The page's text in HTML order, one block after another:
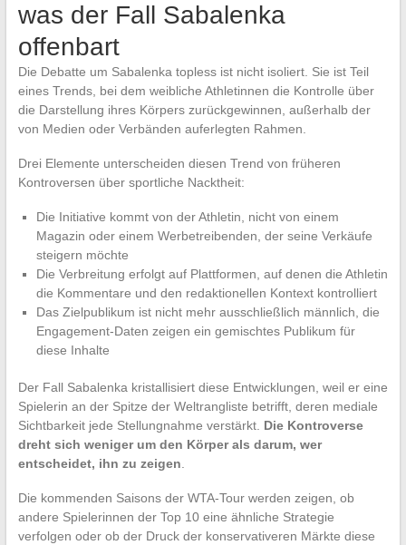
was der Fall Sabalenka
offenbart
Die Debatte um Sabalenka topless ist nicht isoliert. Sie ist Teil
eines Trends, bei dem weibliche Athletinnen die Kontrolle über
die Darstellung ihres Körpers zurückgewinnen, außerhalb der
von Medien oder Verbänden auferlegten Rahmen.
Drei Elemente unterscheiden diesen Trend von früheren
Kontroversen über sportliche Nacktheit:
Die Initiative kommt von der Athletin, nicht von einem
Magazin oder einem Werbetreibenden, der seine Verkäufe
steigern möchte
Die Verbreitung erfolgt auf Plattformen, auf denen die Athletin
die Kommentare und den redaktionellen Kontext kontrolliert
Das Zielpublikum ist nicht mehr ausschließlich männlich, die
Engagement-Daten zeigen ein gemischtes Publikum für
diese Inhalte
Der Fall Sabalenka kristallisiert diese Entwicklungen, weil er eine
Spielerin an der Spitze der Weltrangliste betrifft, deren mediale
Sichtbarkeit jede Stellungnahme verstärkt. Die Kontroverse
dreht sich weniger um den Körper als darum, wer
entscheidet, ihn zu zeigen.
Die kommenden Saisons der WTA-Tour werden zeigen, ob
andere Spielerinnen der Top 10 eine ähnliche Strategie
verfolgen oder ob der Druck der konservativeren Märkte diese